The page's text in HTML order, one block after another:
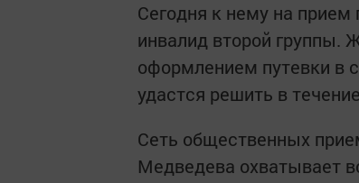
Сегодня к нему на
инвалид второй группы.
оформлением путевки в
удастся решить в
Сеть общественных
Медведева охватывает